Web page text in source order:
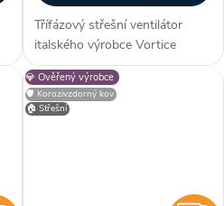
Třífázový střešní ventilátor
italského výrobce Vortice
Torrette TRT 50 E 4P s
horizontálním výfukem vhodný
pro montáž na střechy
💎 Ověřený výrobce
🛡️ Korozivzdorný kov
🏠 Střešní